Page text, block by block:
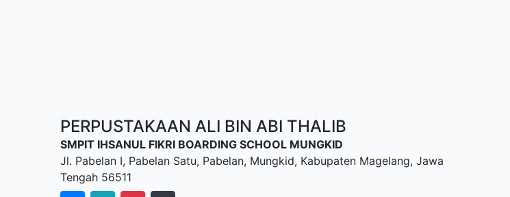
PERPUSTAKAAN ALI BIN ABI THALIB
SMPIT IHSANUL FIKRI BOARDING SCHOOL MUNGKID
Jl. Pabelan I, Pabelan Satu, Pabelan, Mungkid, Kabupaten Magelang, Jawa
Tengah 56511